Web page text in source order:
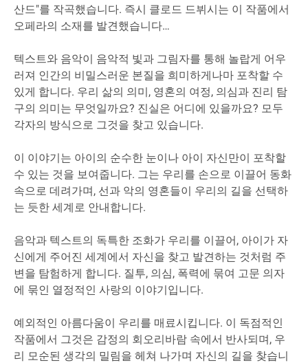
산드"를 작곡했습니다. 즉시 클로드 드뷔시는 이 작품에서
오페라의 소재를 발견했습니다…
텍스트와 음악이 음악적 빛과 그림자를 통해 놀랍게 어우
러져 인간의 비밀스러운 본질을 희미하게나마 포착할 수
있게 합니다. 우리 삶의 의미, 영혼의 여정, 의심과 진리 탐
구의 의미는 무엇일까요? 진실은 어디에 있을까요? 모두
각자의 방식으로 그것을 찾고 있습니다.
이 이야기는 아이의 순수한 눈이나 아이 자신만이 포착할
수 있는 것을 보여줍니다. 그는 우리를 손으로 이끌어 동화
속으로 데려가며, 선과 악의 영혼들이 우리의 길을 선택하
는 듯한 세계로 안내합니다.
음악과 텍스트의 독특한 조화가 우리를 이끌어, 아이가 자
신에게 주어진 세계에서 자신을 찾고 발견하는 것처럼 주
변을 탐험하게 합니다. 질투, 의심, 폭력에 묶여 고문 의자
에 묶인 열정적인 사랑의 이야기입니다.
예외적인 아름다움이 우리를 매료시킵니다. 이 독점적인
작품에서 그것은 감정의 회오리바람 속에서 반사되며, 우
리 모순된 생각의 밀림을 헤쳐 나가며 자신의 길을 찾습니